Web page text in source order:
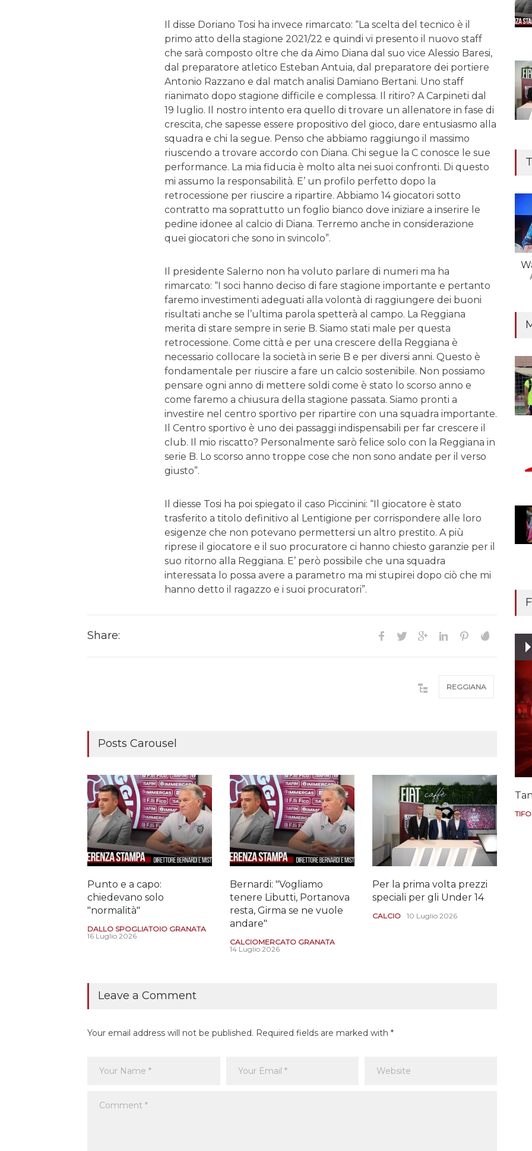
Il disse Doriano Tosi ha invece rimarcato: “La scelta del tecnico è il
primo atto della stagione 2021/22 e quindi vi presento il nuovo staff
che sarà composto oltre che da Aimo Diana dal suo vice Alessio Baresi,
dal preparatore atletico Esteban Antuia, dal preparatore dei portiere
Antonio Razzano e dal match analisi Damiano Bertani. Uno staff
rianimato dopo stagione difficile e complessa. Il ritiro? A Carpineti dal
19 luglio. Il nostro intento era quello di trovare un allenatore in fase di
crescita, che sapesse essere propositivo del gioco, dare entusiasmo alla
squadra e chi la segue. Penso che abbiamo raggiungo il massimo
riuscendo a trovare accordo con Diana. Chi segue la C conosce le sue
performance. La mia fiducia è molto alta nei suoi confronti. Di questo
mi assumo la responsabilità. E’ un profilo perfetto dopo la
retrocessione per riuscire a ripartire. Abbiamo 14 giocatori sotto
contratto ma soprattutto un foglio bianco dove iniziare a inserire le
pedine idonee al calcio di Diana. Terremo anche in considerazione
quei giocatori che sono in svincolo”.
Il presidente Salerno non ha voluto parlare di numeri ma ha
rimarcato: “I soci hanno deciso di fare stagione importante e pertanto
faremo investimenti adeguati alla volontà di raggiungere dei buoni
risultati anche se l’ultima parola spetterà al campo. La Reggiana
merita di stare sempre in serie B. Siamo stati male per questa
retrocessione. Come città e per una crescere della Reggiana è
necessario collocare la società in serie B e per diversi anni. Questo è
fondamentale per riuscire a fare un calcio sostenibile. Non possiamo
pensare ogni anno di mettere soldi come è stato lo scorso anno e
come faremo a chiusura della stagione passata. Siamo pronti a
investire nel centro sportivo per ripartire con una squadra importante.
Il Centro sportivo è uno dei passaggi indispensabili per far crescere il
club. Il mio riscatto? Personalmente sarò felice solo con la Reggiana in
serie B. Lo scorso anno troppe cose che non sono andate per il verso
giusto”.
Il diesse Tosi ha poi spiegato il caso Piccinini: “Il giocatore è stato
trasferito a titolo definitivo al Lentigione per corrispondere alle loro
esigenze che non potevano permettersi un altro prestito. A più
riprese il giocatore e il suo procuratore ci hanno chiesto garanzie per il
suo ritorno alla Reggiana. E’ però possibile che una squadra
interessata lo possa avere a parametro ma mi stupirei dopo ciò che mi
hanno detto il ragazzo e i suoi procuratori”.
Share:
REGGIANA
Posts Carousel
Punto e a capo:
chiedevano solo
"normalità"
DALLO SPOGLIATOIO GRANATA
16 Luglio 2026
Bernardi: "Vogliamo
tenere Libutti, Portanova
resta, Girma se ne vuole
andare"
CALCIOMERCATO GRANATA
14 Luglio 2026
Per la prima volta prezzi
speciali per gli Under 14
CALCIO 10 Luglio 2026
Leave a Comment
Your email address will not be published. Required fields are marked with *